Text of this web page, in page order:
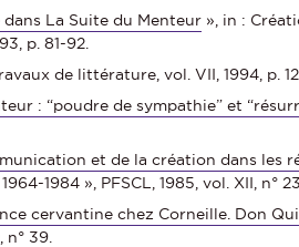
La Suite du Menteur », in :
p. 81-92.
de littérature, vol. VII, 1994, p.
: “poudre de sympathie” et
et de la création dans les
1984 », PFSCL, 1985, vol. XII, n°
cervantine chez Corneille. Don
n° 39.